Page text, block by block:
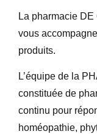
La pharmacie
vous
produits.
L’équipe de la
constituée de
continu pour
homéopathie,